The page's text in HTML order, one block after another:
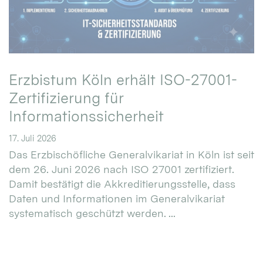
Erzbistum Köln erhält ISO-27001-
Zertifizierung für
Informationssicherheit
17. Juli 2026
Das Erzbischöfliche Generalvikariat in Köln ist seit
dem 26. Juni 2026 nach ISO 27001 zertifiziert.
Damit bestätigt die Akkreditierungsstelle, dass
Daten und Informationen im Generalvikariat
systematisch geschützt werden. ...